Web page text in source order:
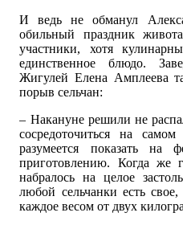
И ведь не обманул
обильный праздник
участники, хотя
единственное блюдо.
Жигулей Елена Амплеева
порыв сельчан:
– Накануне решили не
сосредоточиться на
разумеется показать на
приготовлению. Когда же
набралось на целое
любой сельчанки есть
каждое весом от двух